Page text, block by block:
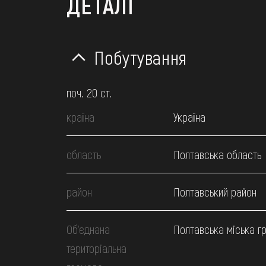
Побутування
поч. 20 ст.
країна
Україна
область Полтавська область
район Полтавський район
Об’єднана
територіальна
Полтавська міська